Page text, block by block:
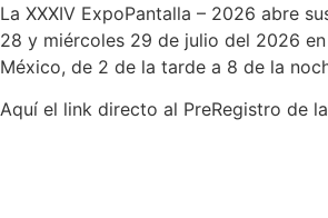
La XXXIV ExpoPantalla – 2026 abre
28 y miércoles 29 de julio del 2026
México, de 2 de la tarde a 8 de la
Aquí el link directo al PreRegistro de